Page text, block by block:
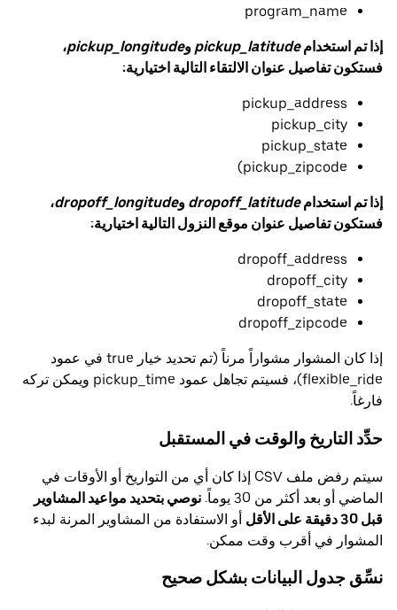
program_name
إذا تم استخدامpickup_latitude وpickup_longitude،
فستكون تفاصيل عنوان الالتقاء التالية اختيارية:
pickup_address
pickup_city
pickup_state
pickup_zipcode)
إذا تم استخدامdropoff_latitude وdropoff_longitude،
فستكون تفاصيل عنوان موقع النزول التالية اختيارية:
dropoff_address
dropoff_city
dropoff_state
dropoff_zipcode
إذا كان المشوار مشواراً مرناً (تم تحديد خيار true في عمود
flexible_ride)، فسيتم تجاهل عمود pickup_time ويمكن تركه
فارغاً.
حدِّد التاريخ والوقت في المستقبل
سيتم رفض ملف CSV إذا كان أي من التواريخ أو الأوقات في
الماضي أو بعد أكثر من 30 يوماً.
نوصي بتحديد مواعيد المشاوير
قبل 30 دقيقة على الأقل
أو الاستفادة من المشاوير المرنة لبدء
المشوار في أقرب وقت ممكن.
نسِّق جدول البيانات بشكل صحيح